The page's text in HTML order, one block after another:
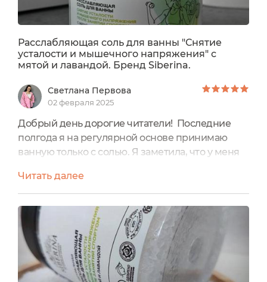
наполняется легкостью, бодростью и энергией.
Выходя из ванной комнаты, я чувствую себя
отдохнувшей, обнуленной. Я готова к любым
делам и подвигам!
Расслабляющая соль для ванны "Снятие
усталости и мышечного напряжения" с
мятой и лавандой. Бренд Siberina.
Светлана Первова
02 февраля 2025
Добрый день дорогие читатели! Последние
полгода я на регулярной основе принимаю
ванную только с солью. Я заметила, что у меня
мышечная боль. И сегодня я расскажу вам одну
из моих любимых соль для ванны, которые я
пользуюсь на данный момент.Полное название:
Расслабляющая соль для ванны «Снятие
усталости и мышечного напряжения» с мятой и
лавандой. Бренд Siberina....
Читать далее